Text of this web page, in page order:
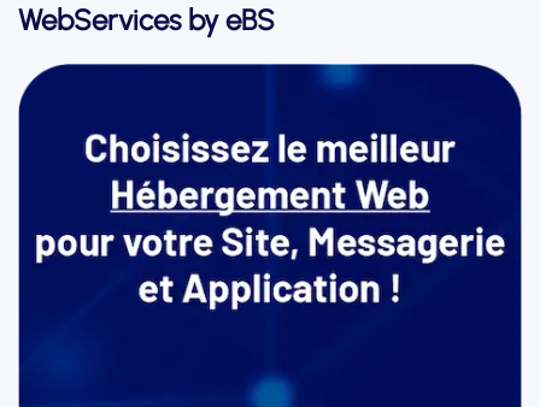
WebServices by eBS